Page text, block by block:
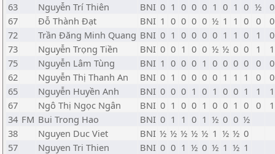
63
Nguyễn Trí Thiên BNI 0 1 0 0 0 1 0 1 0 ½
0
67
Đỗ Thành Đạt BNI 1 0 0 0 0 ½ 1 1 0 0
0
72
Trần Đăng Minh Quang BNI 0 1 0 0 0 0 1 1 0 1
0
73
Nguyễn Trọng Tiền BNI 0 0 1 0 0 ½ ½ 0 0 1
1
75
Nguyễn Lâm Tùng BNI 1 0 0 0 1 0 0 0 0 0
0
62
Nguyễn Thị Thanh An BNI 0 1 0 0 0 0 1 1 1 0
0
65
Nguyễn Huyền Anh BNI 0 0 0 1 0 1 0 0 1 1
1
67
Ngô Thị Ngọc Ngân BNI 0 1 0 0 1 0 0 1 0 0
1
34 FM Bui Trong Hao BNI 0 1 1 0 1 ½ 0 0 ½
38
Nguyen Duc Viet BNI ½ ½ ½ ½ ½ 1 ½ ½ 0
57
Nguyen Tri Thien BNI 0 0 1 ½ 0 ½ 1 ½ 1